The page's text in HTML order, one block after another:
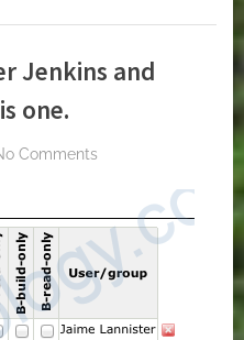
Jenkins and
one.
Commentson
User
Jenkins
and
permission